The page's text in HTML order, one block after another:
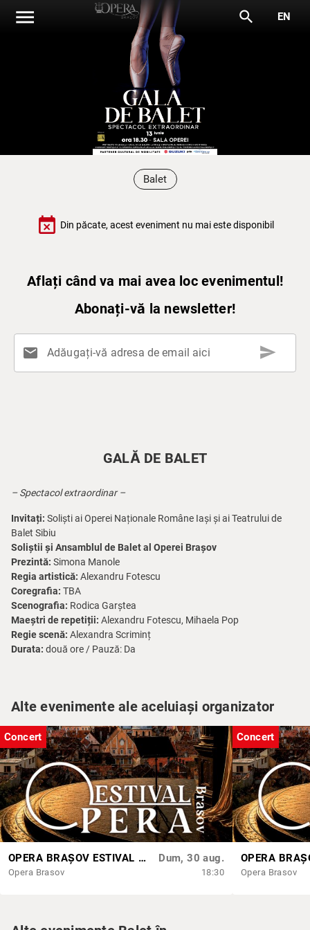
menu search EN
Balet
event_busy Din păcate, acest eveniment nu mai este disponibil
Aflați când va mai avea loc evenimentul!
Abonați-vă la newsletter!
mail Adăugați-vă adresa de email aici send
GALĂ DE BALET
– Spectacol extraordinar –
Invitați: Soliști ai Operei Naționale Române Iași și ai Teatrului de
Balet Sibiu
Soliștii și Ansamblul de Balet al Operei Brașov
Prezintă: Simona Manole
Regia artistică: Alexandru Fotescu
Coregrafia: TBA
Scenografia: Rodica Garștea
Maeștri de repetiții: Alexandru Fotescu, Mihaela Pop
Regie scenă: Alexandra Scriminț
Durata: două ore / Pauză: Da
Alte evenimente ale aceluiași organizator
Concert
OPERA BRAȘOV ESTIVAL – ARMONII DE VARĂ - CVINTETUL VOCAL ANATOLY - CONCERT
Opera Brasov
Dum, 30 aug.
18:30
Concert
Opera Brasov